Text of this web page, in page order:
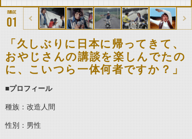
01
「久しぶりに日本に帰ってきて、
おやじさんの講談を楽しんでたの
に、こいつら一体何者ですか？」
■プロフィール
種族：改造人間
性別：男性